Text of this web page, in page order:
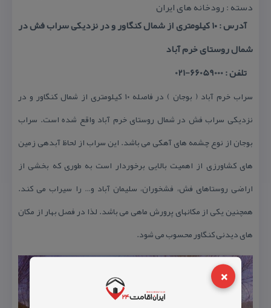
×
دسته : رودخانه های ایران
آدرس : ۱۰ كیلومتری از شمال كنگاور و در نزدیكی سراب فش در
شمال روستای خرم آباد
تلفن : 66059000-021
سراب خرم آباد ( بوجان ) در فاصله ۱۰ كیلومتری از شمال كنگاور و در
نزدیكی سراب فش در شمال روستای خرم آباد واقع شده است. سراب
بوجان از نوع چشمه های آهكی می باشد. این سراب از لحاظ آبدهی زمین
های كشاورزی از اهمیت بالایی برخوردار است به طوری كه بخشی از
اراضی روستاهای فش، فشخوران، سلیمان آباد و… را سیراب می كند.
همچنین یكی از مكانهای پرورش ماهی می باشد. لذا در فصل بهار از مكان
های دیدنی كنگاور محسوب می شود.